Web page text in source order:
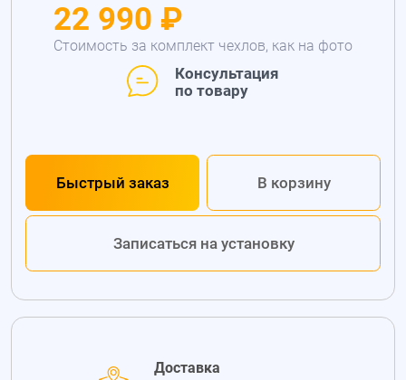
22 990 ₽
Стоимость за комплект чехлов, как на фото
Консультация
по товару
Быстрый заказ В корзину
Записаться на установку
Доставка